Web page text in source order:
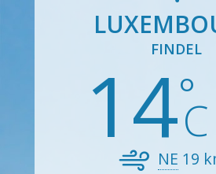
FINDEL
14
NE 19